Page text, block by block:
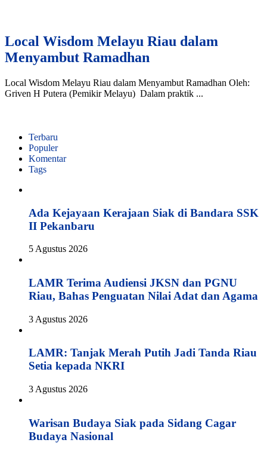
Local Wisdom Melayu Riau dalam
Menyambut Ramadhan
Local Wisdom Melayu Riau dalam Menyambut Ramadhan Oleh:
Griven H Putera (Pemikir Melayu) Dalam praktik ...
Terbaru
Populer
Komentar
Tags
Ada Kejayaan Kerajaan Siak di Bandara SSK
II Pekanbaru
5 Agustus 2026
LAMR Terima Audiensi JKSN dan PGNU
Riau, Bahas Penguatan Nilai Adat dan Agama
3 Agustus 2026
LAMR: Tanjak Merah Putih Jadi Tanda Riau
Setia kepada NKRI
3 Agustus 2026
Warisan Budaya Siak pada Sidang Cagar
Budaya Nasional